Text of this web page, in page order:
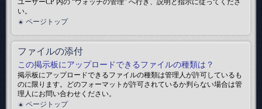
ユーザーCP 内の “ウォッチの管理” へ行き、説明と指示に従ってくださ
い。
ページトップ
ファイルの添付
この掲示板にアップロードできるファイルの種類は？
掲示板にアップロードできるファイルの種類は管理人が許可しているも
のに限ります。どのフォーマットが許可されているか判らない場合は管
理人にお問い合わせください。
ページトップ